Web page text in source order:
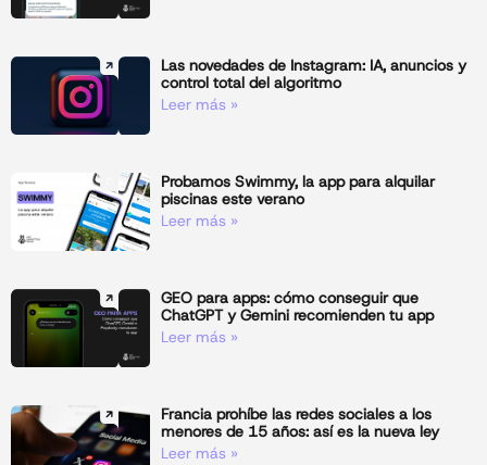
Las novedades de Instagram: IA, anuncios y
control total del algoritmo
Leer más »
Probamos Swimmy, la app para alquilar
piscinas este verano
Leer más »
GEO para apps: cómo conseguir que
ChatGPT y Gemini recomienden tu app
Leer más »
Francia prohíbe las redes sociales a los
menores de 15 años: así es la nueva ley
Leer más »